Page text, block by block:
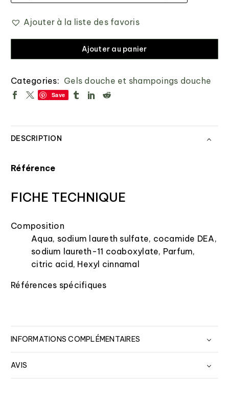
Ajouter au panier
Ajouter à la liste des favoris
Categories: Gels douche et shampoings douche
Save
DESCRIPTION
Référence
FICHE TECHNIQUE
Composition
Aqua, sodium laureth sulfate, cocamide DEA,
sodium laureth-11 coaboxylate, Parfum,
citric acid, Hexyl cinnamal
Références spécifiques
INFORMATIONS COMPLÉMENTAIRES
AVIS